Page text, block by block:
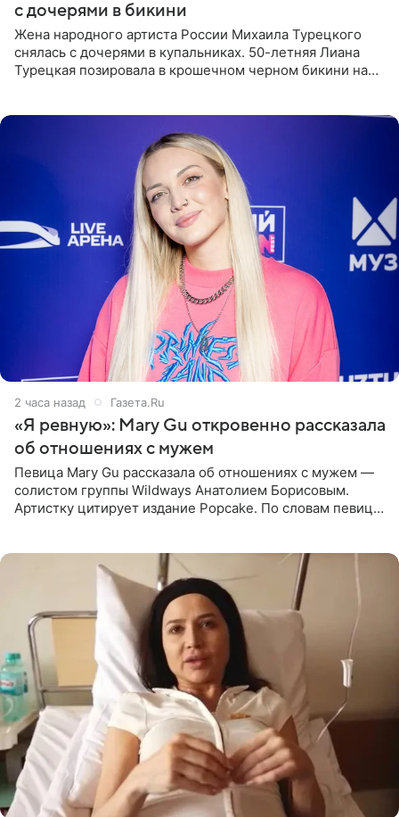
с дочерями в бикини
Жена народного артиста России Михаила Турецкого
снялась с дочерями в купальниках. 50-летняя Лиана
Турецкая позировала в крошечном черном бикини на
2 часа назад Газета.Ru
«Я ревную»: Mary Gu откровенно рассказала
об отношениях с мужем
Певица Mary Gu рассказала об отношениях с мужем —
солистом группы Wildways Анатолием Борисовым.
Артистку цитирует издание Popcake. По словам певицы,